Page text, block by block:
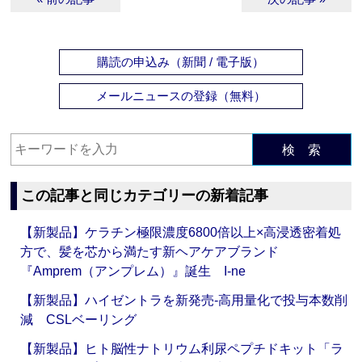
購読の申込み（新聞 / 電子版）
メールニュースの登録（無料）
検 索
この記事と同じカテゴリーの新着記事
【新製品】ケラチン極限濃度6800倍以上×高浸透密着処
方で、髪を芯から満たす新ヘアケアブランド
『Amprem（アンプレム）』誕生 I-ne
【新製品】ハイゼントラを新発売‐高用量化で投与本数削
減 CSLベーリング
【新製品】ヒト脳性ナトリウム利尿ペプチドキット「ラ